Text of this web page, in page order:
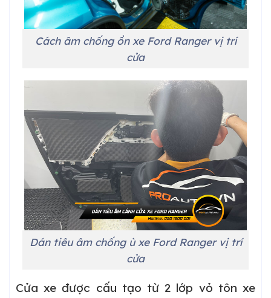
Cách âm chống ồn xe Ford Ranger vị trí
cửa
Dán tiêu âm chống ù xe Ford Ranger vị trí
cửa
Cửa xe được cấu tạo từ 2 lớp vỏ tôn xe